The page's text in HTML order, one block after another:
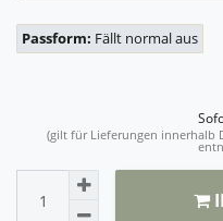
Passform: Fällt normal aus
(gilt für Lieferungen innerhalb